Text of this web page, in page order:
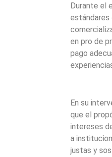
Durante el
estándares
en pro de
pago
En su
que el
intereses
a
justas y